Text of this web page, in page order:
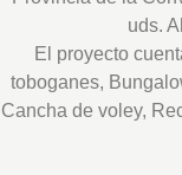
uds.
El proyecto
toboganes,
Cancha de voley,